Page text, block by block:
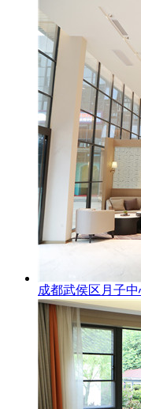
成都武侯区月子